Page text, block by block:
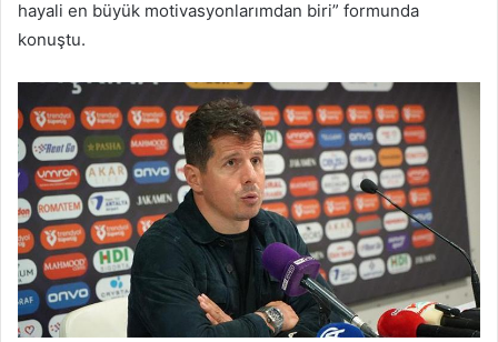
hayali en büyük motivasyonlarımdan biri” formunda
konuştu.